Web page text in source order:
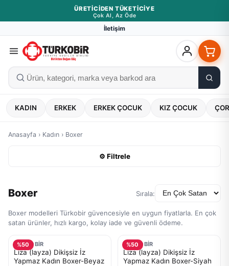
ÜRETICIDEN TÜKETICIYE
Çok Al, Az Öde
İletişim
KADIN ERKEK ERKEK ÇOCUK KIZ ÇOCUK
Anasayfa › Kadın › Boxer
⚙ Filtrele
Boxer Sırala:
Boxer modelleri Türkobir güvencesiyle en uygun fiyatlarla. En çok
satan ürünler, hızlı kargo, kolay iade ve güvenli ödeme.
%50
TURKOBİR
Liza (layza) Dikişsiz İz
Yapmaz Kadın Boxer-Beyaz
%50
TURKOBİR
Liza (layza) Dikişsiz İz
Yapmaz Kadın Boxer-Siyah